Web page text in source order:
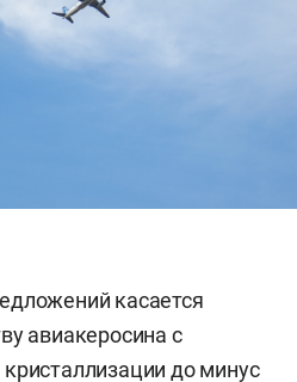
касается
авиакеросина с
до минус